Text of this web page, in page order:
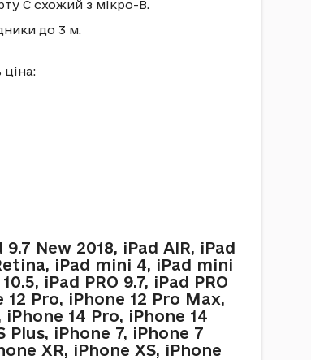
C схожий з мікро-B.
до 3 м.
ціна:
New 2018, iPad AIR, iPad
iPad mini 4, iPad mini
iPad PRO 9.7, iPad PRO
12 Pro, iPhone 12 Pro Max,
14 Pro, iPhone 14
Plus, iPhone 7, iPhone 7
XR, iPhone XS, iPhone